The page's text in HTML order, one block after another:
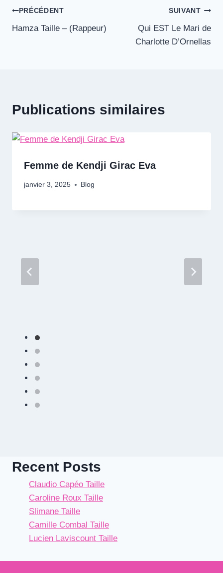
Navigation
de
PRÉCÉDENT
Hamza Taille – (Rappeur)
SUIVANT
Qui EST Le Mari de
Charlotte D’Ornellas
Publications similaires
Femme de Kendji Girac Eva
janvier 3, 2025 Blog
Recent Posts
Claudio Capéo Taille
Caroline Roux Taille
Slimane Taille
Camille Combal Taille
Lucien Laviscount Taille